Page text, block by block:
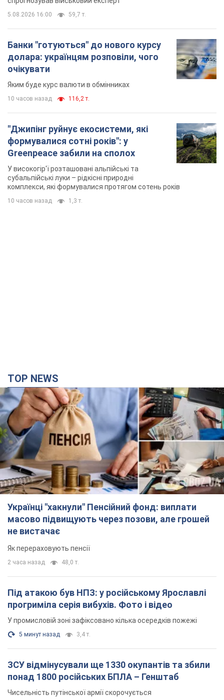
5.08.2026 16:00 59,7 т.
Банки "готуються" до нового курсу
долара: українцям розповіли, чого
очікувати
Яким буде курс валюти в обмінниках
10 часов назад 116,2 т.
"Джипінг руйнує екосистеми, які
формувалися сотні років": у
Greenpeace забили на сполох
У високогір'ї розташовані альпійські та
субальпійські луки – рідкісні природні
комплекси, які формувалися протягом сотень років
10 часов назад 1,3 т.
TOP NEWS
Українці "хакнули" Пенсійний фонд: виплати
масово підвищують через позови, але грошей
не вистачає
Як перераховують пенсії
2 часа назад 48,0 т.
Під атакою був НПЗ: у російському Ярославлі
прогриміла серія вибухів. Фото і відео
У промисловій зоні зафіксовано кілька осередків пожежі
5 минут назад 3,4 т.
ЗСУ відмінусували ще 1330 окупантів та збили
понад 1800 російських БПЛА – Генштаб
Чисельність путінської армії скорочується